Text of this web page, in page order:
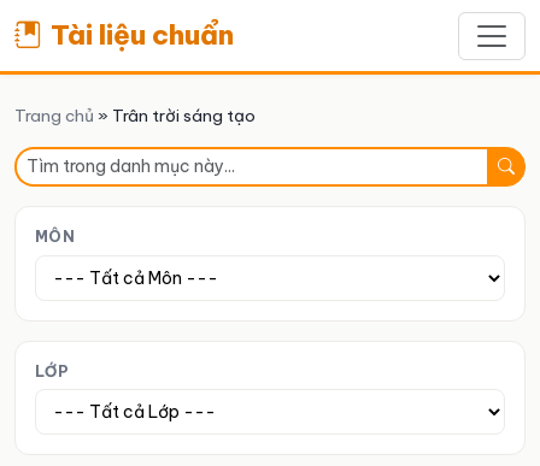
Tài liệu chuẩn
Trang chủ » Trân trời sáng tạo
MÔN
LỚP